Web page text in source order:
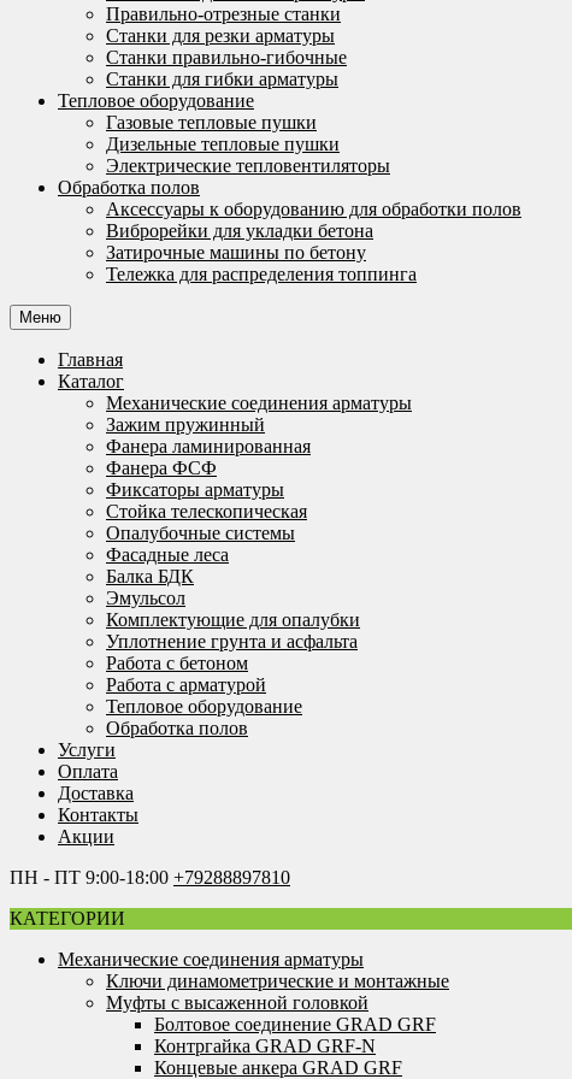
Правильно-отрезные станки
Станки для резки арматуры
Станки правильно-гибочные
Станки для гибки арматуры
Тепловое оборудование
Газовые тепловые пушки
Дизельные тепловые пушки
Электрические тепловентиляторы
Обработка полов
Аксессуары к оборудованию для обработки полов
Виброрейки для укладки бетона
Затирочные машины по бетону
Тележка для распределения топпинга
Меню
Главная
Каталог
Механические соединения арматуры
Зажим пружинный
Фанера ламинированная
Фанера ФСФ
Фиксаторы арматуры
Стойка телескопическая
Опалубочные системы
Фасадные леса
Балка БДК
Эмульсол
Комплектующие для опалубки
Уплотнение грунта и асфальта
Работа с бетоном
Работа с арматурой
Тепловое оборудование
Обработка полов
Услуги
Оплата
Доставка
Контакты
Акции
ПН - ПТ 9:00-18:00 +79288897810
КАТЕГОРИИ
Механические соединения арматуры
Ключи динамометрические и монтажные
Муфты с высаженной головкой
Болтовое соединение GRAD GRF
Контргайка GRAD GRF-N
Концевые анкера GRAD GRF